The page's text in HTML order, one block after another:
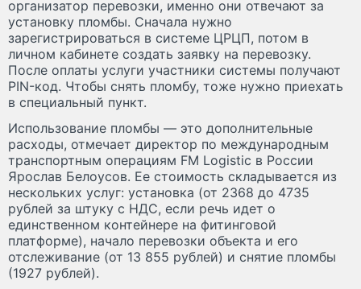
организатор перевозки, именно они отвечают за
установку пломбы. Сначала нужно
зарегистрироваться в системе ЦРЦП, потом в
личном кабинете создать заявку на перевозку.
После оплаты услуги участники системы получают
PIN-код. Чтобы снять пломбу, тоже нужно приехать
в специальный пункт.
Использование пломбы — это дополнительные
расходы, отмечает директор по международным
транспортным операциям FM Logistic в России
Ярослав Белоусов. Ее стоимость складывается из
нескольких услуг: установка (от 2368 до 4735
рублей за штуку с НДС, если речь идет о
единственном контейнере на фитинговой
платформе), начало перевозки объекта и его
отслеживание (от 13 855 рублей) и снятие пломбы
(1927 рублей).